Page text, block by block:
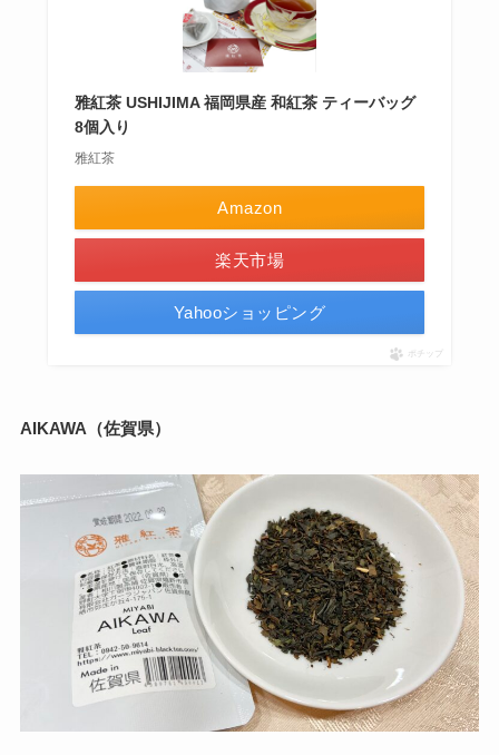
雅紅茶 USHIJIMA 福岡県産 和紅茶 ティーバッグ
8個入り
雅紅茶
Amazon
楽天市場
Yahooショッピング
ポチップ
AIKAWA（佐賀県）